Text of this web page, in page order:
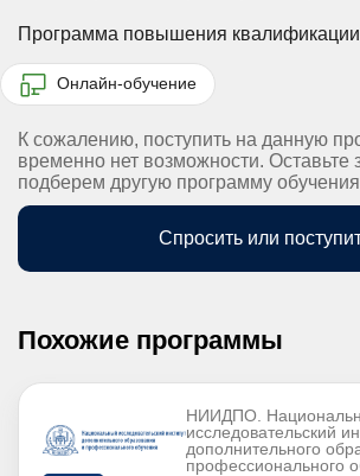
Программа повышения квалификации
Онлайн-обучение
К сожалению, поступить на данную
временно нет возможности. Оставьте
подберем другую программу обучения
Спросить или
Похожие программы
НИИДПО.
исследовательский
дополнительного
профессионального